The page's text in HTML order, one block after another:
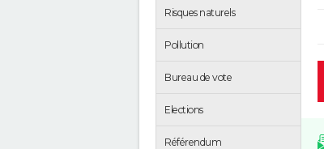
Risques naturels
Pollution
Bureau de vote
Elections
Référendum